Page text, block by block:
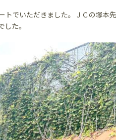
トでいただきました。ＪＣの塚本
た。